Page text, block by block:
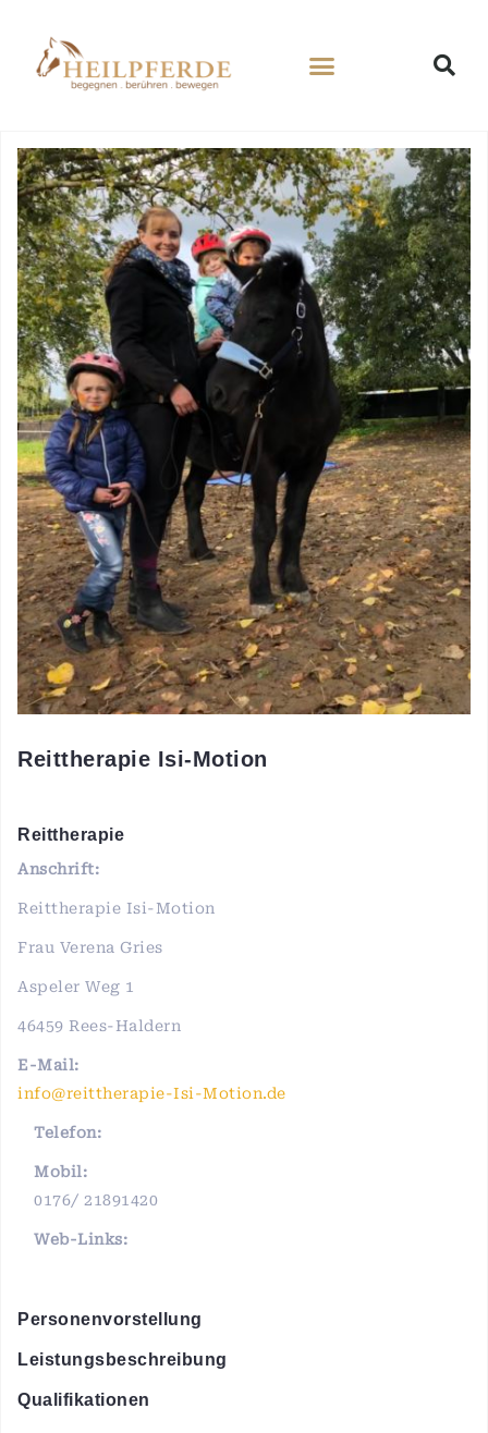
Reittherapie Isi-Motion
Reittherapie
Anschrift:
Reittherapie Isi-Motion
Frau Verena Gries
Aspeler Weg 1
46459 Rees-Haldern
E-Mail:
info@reittherapie-Isi-Motion.de
Telefon:
Mobil:
0176/ 21891420
Web-Links:
Personenvorstellung
Leistungsbeschreibung
Qualifikationen